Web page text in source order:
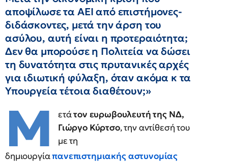
αποψίλωσε τα ΑΕΙ από επιστήμονες-
διδάσκοντες, μετά την άρση του
ασύλου, αυτή είναι η προτεραιότητα;
Δεν θα μπορούσε η Πολιτεία να δώσει
τη δυνατότητα στις πρυτανικές αρχές
για ιδιωτική φύλαξη, όταν ακόμα κ τα
Υπουργεία τέτοια διαθέτουν;»
Μ ετάτον ευρωβουλευτή της ΝΔ,
Γιώργο Κύρτσο, την αντίθεσή του
με τη
δημιουργίαπανεπιστημιακής αστυνομίας